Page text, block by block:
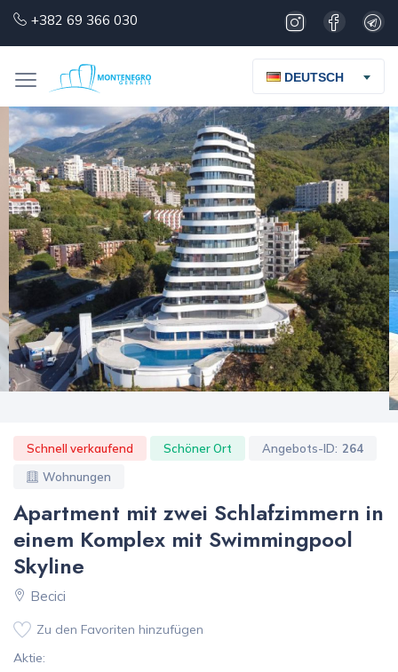
+382 69 366 030
DEUTSCH
Schnell verkaufend Schöner Ort Angebots-ID: 264
Wohnungen
Apartment mit zwei Schlafzimmern in
einem Komplex mit Swimmingpool
Skyline
Becici
Zu den Favoriten hinzufügen
Aktie: